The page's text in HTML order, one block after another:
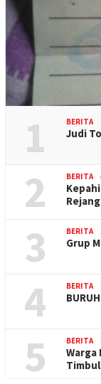
1 BERITA
Judi
2 BERITA
3 BERITA
Grup
4 BERITA
5 BERITA
Warga